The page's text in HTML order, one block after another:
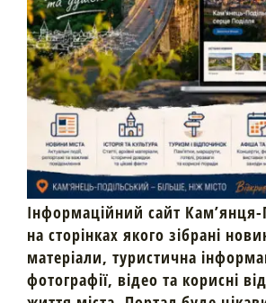
Інформаційний сайт Кам’янця-
на сторінках якого зібрані
матеріали, туристична
фотографії, відео та корисні